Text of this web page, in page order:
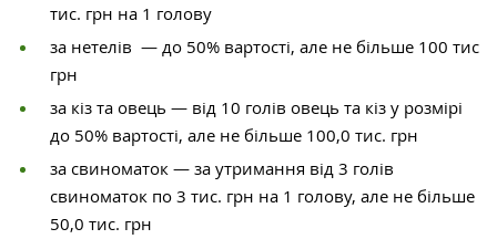
тис. грн на 1 голову
за нетелів — до 50% вартості, але не більше 100 тис
грн
за кіз та овець — від 10 голів овець та кіз у розмірі
до 50% вартості, але не більше 100,0 тис. грн
за свиноматок — за утримання від 3 голів
свиноматок по 3 тис. грн на 1 голову, але не більше
50,0 тис. грн